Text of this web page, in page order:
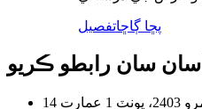
پڇا ڳاڇاتفصيل
اسان سان رابطو ڪريو